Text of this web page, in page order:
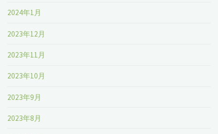
2024年1月
2023年12月
2023年11月
2023年10月
2023年9月
2023年8月